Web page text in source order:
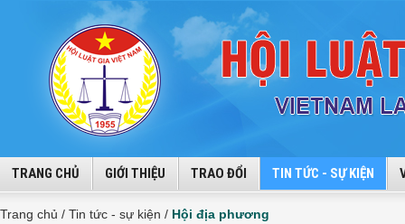
TRANG CHỦ GIỚI THIỆU TRAO ĐỔI TIN TỨC - SỰ KIỆN
Trang chủ / Tin tức - sự kiện / Hội địa phương